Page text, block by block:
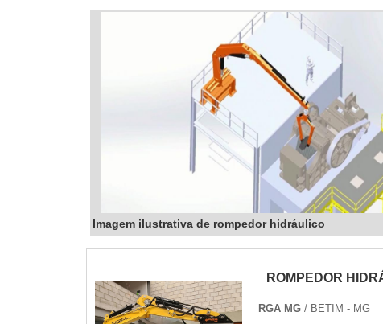
Imagem ilustrativa de rompedor hidráulico
ROMPEDOR
RGA MG/ BETIM - MG